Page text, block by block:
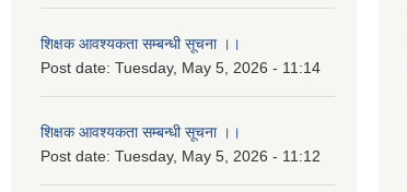
शिक्षक आवश्यकता सम्बन्धी सूचना ।।
Post date: Tuesday, May 5, 2026 - 11:14
शिक्षक आवश्यकता सम्बन्धी सूचना ।।
Post date: Tuesday, May 5, 2026 - 11:12